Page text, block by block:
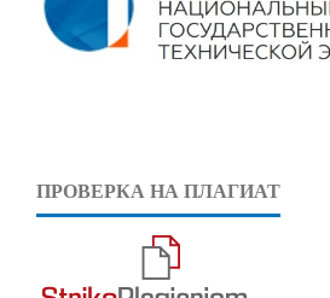
ПРОВЕРКА НА ПЛАГИАТ